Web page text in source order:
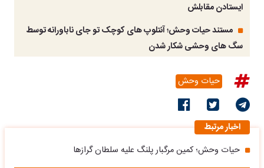
ایستادن مقابلش
مستند حیات وحش؛ آنتلوپ های کوچک تو جای ناباورانه توسط
سگ های وحشی شکار شدن
حیات وحش
اخبار مرتبط
حیات وحش؛ کمین مرگبار پلنگ علیه سلطان گرازها